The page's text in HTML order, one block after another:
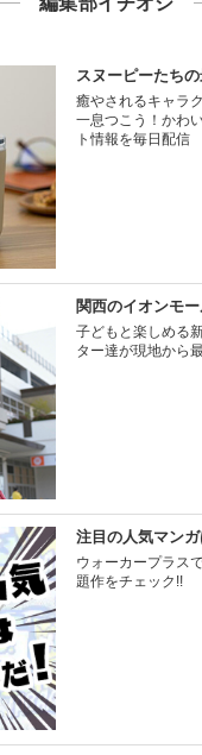
スヌーピーたち
癒やされるキャラ
一息つこう！かわ
ト情報を毎日配信
関西のイオンモー
子どもと楽しめる
ター達が現地から
注目の人気マンガ
ウォーカープラス
題作をチェック!!